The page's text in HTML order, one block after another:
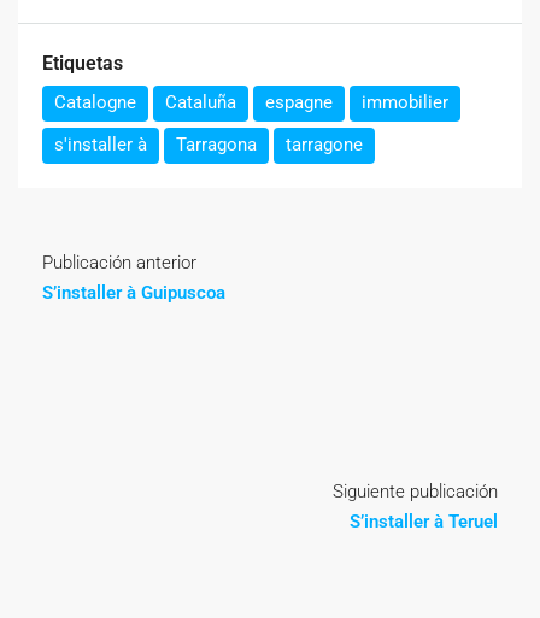
Etiquetas
Catalogne Cataluña espagne
immobilier
s'installer à
Tarragona tarragone
Publicación anterior
S’installer à Guipuscoa
Siguiente publicación
S’installer à Teruel